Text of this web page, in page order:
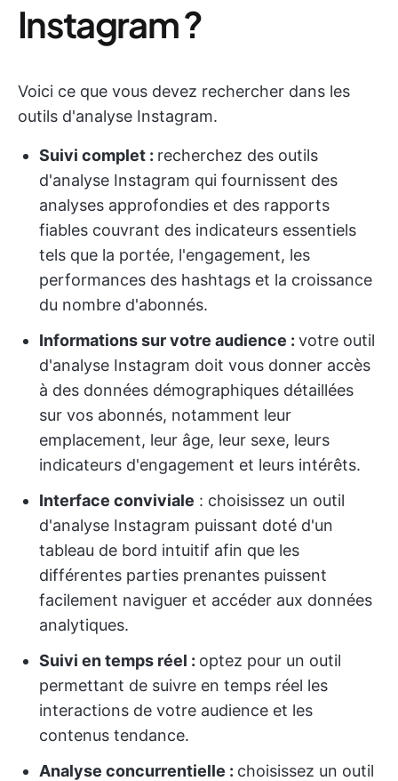
Instagram ?
Voici ce que vous devez rechercher dans les
outils d'analyse Instagram.
Suivi complet : recherchez des outils
d'analyse Instagram qui fournissent des
analyses approfondies et des rapports
fiables couvrant des indicateurs essentiels
tels que la portée, l'engagement, les
performances des hashtags et la croissance
du nombre d'abonnés.
Informations sur votre audience : votre outil
d'analyse Instagram doit vous donner accès
à des données démographiques détaillées
sur vos abonnés, notamment leur
emplacement, leur âge, leur sexe, leurs
indicateurs d'engagement et leurs intérêts.
Interface conviviale : choisissez un outil
d'analyse Instagram puissant doté d'un
tableau de bord intuitif afin que les
différentes parties prenantes puissent
facilement naviguer et accéder aux données
analytiques.
Suivi en temps réel : optez pour un outil
permettant de suivre en temps réel les
interactions de votre audience et les
contenus tendance.
Analyse concurrentielle : choisissez un outil